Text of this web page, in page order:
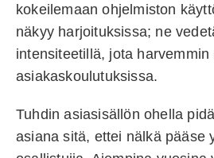
kokeilemaan ohjelmiston
näkyy harjoituksissa; ne
intensiteetillä, jota harvemmin
asiakaskoulutuksissa.
Tuhdin asiasisällön ohella
asiana sitä, ettei nälkä pääse